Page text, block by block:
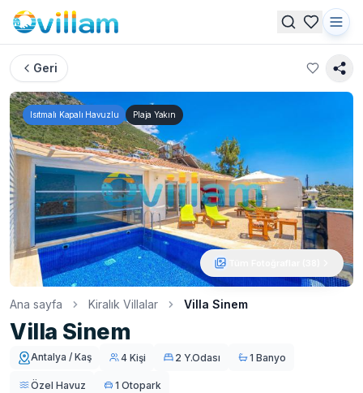
Geri
Isıtmalı Kapalı Havuzlu Plaja Yakın
Ana sayfa Kiralık Villalar Villa Sinem
Villa Sinem
Antalya / Kaş 4 Kişi 2 Y.Odası 1 Banyo
Özel Havuz 1 Otopark